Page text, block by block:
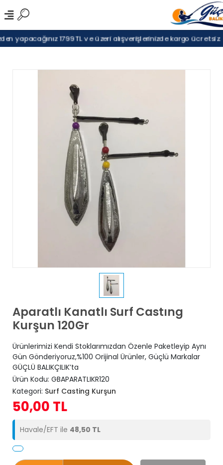
yapacağınız 1799TL ve üzeri alışverişlerinizde kargo ücretsiz.
Aparatlı Kanatlı Surf Castıng
Kurşun 120Gr
Ürünlerimizi Kendi Stoklarımızdan Özenle Paketleyip Aynı
Gün Gönderiyoruz,%100 Orijinal Ürünler, Güçlü Markalar
GÜÇLÜ BALIKÇILIK’ta
Ürün Kodu: GBAPARATLIKR120
Kategori: Surf Casting Kurşun
50,00 TL
Havale/EFT ile 48,50 TL